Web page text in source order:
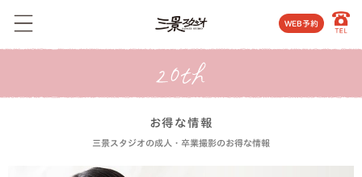
WEB予約
お得な情報
三景スタジオの成人・卒業撮影のお得な情報